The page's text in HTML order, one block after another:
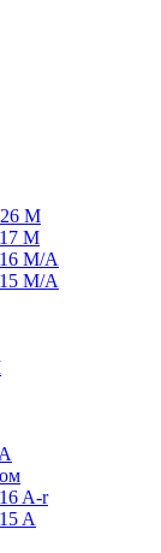
M
M
M/A
M/A
A-r
A